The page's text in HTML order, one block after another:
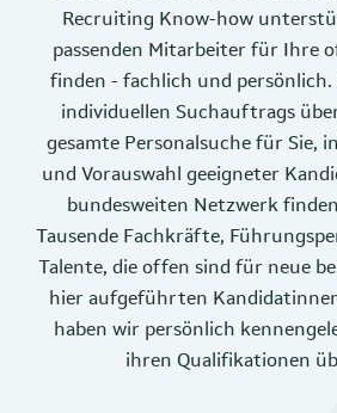
Recruiting Know-how
passenden Mitarbeiter für Ihre
finden - fachlich und persönlich.
individuellen Suchauftrags
gesamte Personalsuche für Sie,
und Vorauswahl geeigneter
bundesweiten Netzwerk
Tausende Fachkräfte,
Talente, die offen sind für neue
hier aufgeführten
haben wir persönlich
ihren Qualifikationen